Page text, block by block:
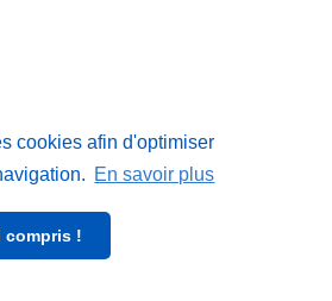
cookies afin d'optimiser
En savoir plus
compris !